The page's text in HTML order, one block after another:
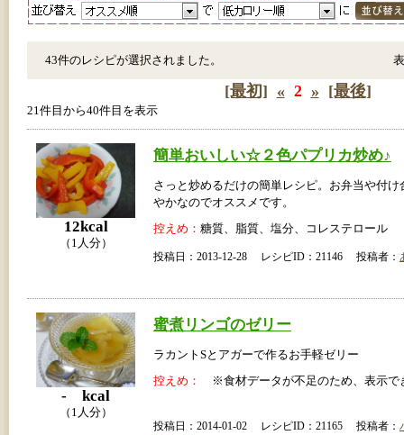
43件のレシピが選択されました。
[最初] « 2 » [最後]
21件目から40件目を表示
12kcal
（1人分）
簡単おいしい☆２色パプリカ炒め♪
さっと炒めるだけの簡単レシピ。お弁当や付け
やかなのでオススメです。
控えめ： 糖質、脂質、塩分、コレステロール
投稿日：2013-12-28 レシピID：21146 投稿者：
- kcal
（1人分）
蜜煮リンゴのゼリー
ラカントSとアガーで作るお手軽ゼリー
控えめ： ※食材データが不足のため、表示で
投稿日：2014-01-02 レシピID：21165 投稿者：